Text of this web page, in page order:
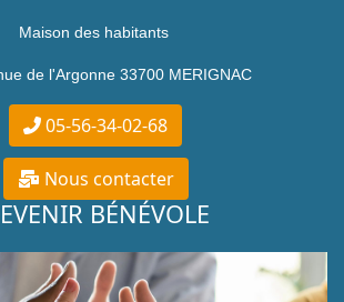
Maison des habitants
de l'Argonne 33700 MERIGNAC
05-56-34-02-68
Nous contacter
BÉNÉVOLE